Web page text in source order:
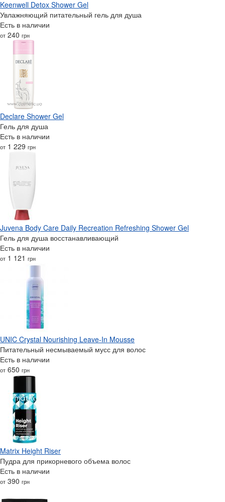
Keenwell Detox Shower Gel
Увлажняющий питательный гель для душа
Есть в наличии
от 240 грн
Declare Shower Gel
Гель для душа
Есть в наличии
от 1 229 грн
Juvena Body Care Daily Recreation Refreshing Shower Gel
Гель для душа восстанавливающий
Есть в наличии
от 1 121 грн
UNIC Crystal Nourishing Leave-In Mousse
Питательный несмываемый мусс для волос
Есть в наличии
от 650 грн
Matrix Height Riser
Пудра для прикорневого объема волос
Есть в наличии
от 390 грн